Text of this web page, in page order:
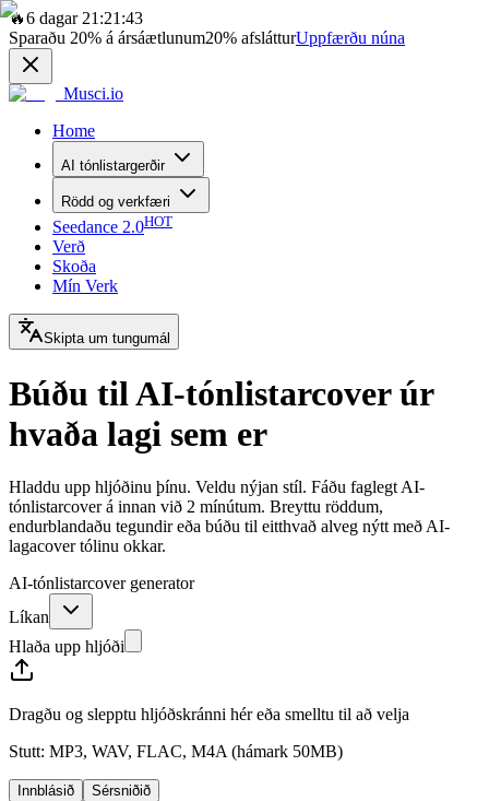
🔥6 dagar 21:21:43
Sparaðu 20% á ársáætlunum20% afslátturUppfærðu núna
Musci.io
Home
AI tónlistargerðir
Rödd og verkfæri
Seedance 2.0HOT
Verð
Skoða
Mín Verk
Skipta um tungumál
Búðu til AI-tónlistarcover úr
hvaða lagi sem er
Hladdu upp hljóðinu þínu. Veldu nýjan stíl. Fáðu faglegt AI-
tónlistarcover á innan við 2 mínútum. Breyttu röddum,
endurblandaðu tegundir eða búðu til eitthvað alveg nýtt með AI-
lagacover tólinu okkar.
AI-tónlistarcover generator
Líkan
Hlaða upp hljóði
Dragðu og slepptu hljóðskránni hér eða smelltu til að velja
Stutt: MP3, WAV, FLAC, M4A (hámark 50MB)
Innblásið Sérsniðið